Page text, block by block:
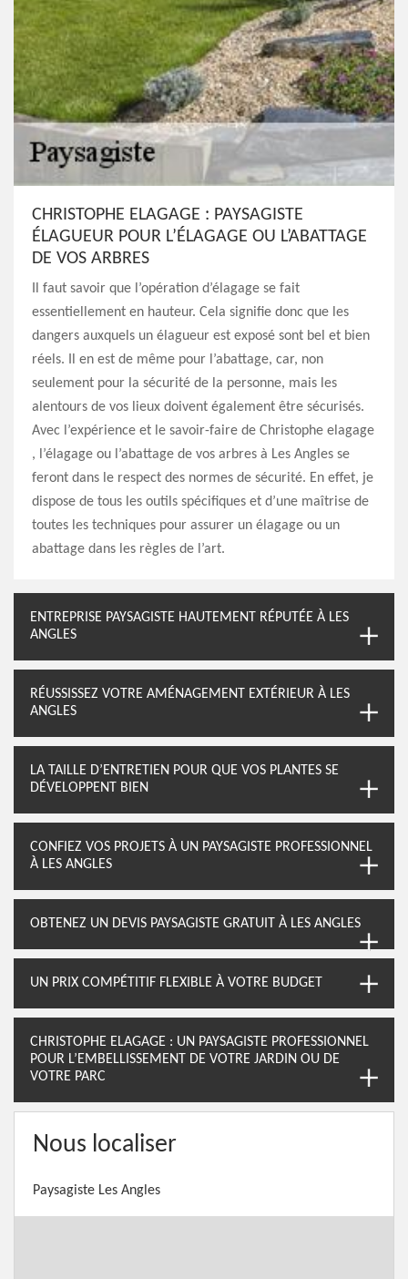
CHRISTOPHE ELAGAGE : PAYSAGISTE
ÉLAGUEUR POUR L’ÉLAGAGE OU L’ABATTAGE
DE VOS ARBRES
Il faut savoir que l’opération d’élagage se fait
essentiellement en hauteur. Cela signifie donc que les
dangers auxquels un élagueur est exposé sont bel et bien
réels. Il en est de même pour l’abattage, car, non
seulement pour la sécurité de la personne, mais les
alentours de vos lieux doivent également être sécurisés.
Avec l’expérience et le savoir-faire de Christophe elagage
, l’élagage ou l’abattage de vos arbres à Les Angles se
feront dans le respect des normes de sécurité. En effet, je
dispose de tous les outils spécifiques et d’une maîtrise de
toutes les techniques pour assurer un élagage ou un
abattage dans les règles de l’art.
ENTREPRISE PAYSAGISTE HAUTEMENT RÉPUTÉE À LES
ANGLES
RÉUSSISSEZ VOTRE AMÉNAGEMENT EXTÉRIEUR À LES
ANGLES
LA TAILLE D’ENTRETIEN POUR QUE VOS PLANTES SE
DÉVELOPPENT BIEN
CONFIEZ VOS PROJETS À UN PAYSAGISTE PROFESSIONNEL
À LES ANGLES
OBTENEZ UN DEVIS PAYSAGISTE GRATUIT À LES ANGLES
UN PRIX COMPÉTITIF FLEXIBLE À VOTRE BUDGET
CHRISTOPHE ELAGAGE : UN PAYSAGISTE PROFESSIONNEL
POUR L’EMBELLISSEMENT DE VOTRE JARDIN OU DE
VOTRE PARC
Nous localiser
Paysagiste Les Angles